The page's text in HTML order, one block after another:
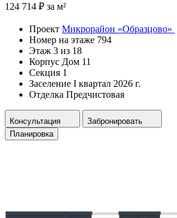
124 714 ₽ за м²
Проект Микрорайон «Образцово»
Номер на этаже 794
Этаж 3 из 18
Корпус Дом 11
Секция 1
Заселение I квартал 2026 г.
Отделка Предчистовая
Консультация
Забронировать
Планировка